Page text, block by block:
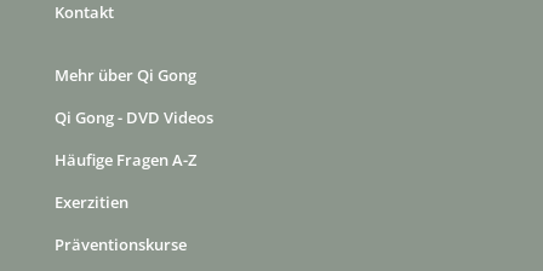
Kontakt
Mehr über Qi Gong
Qi Gong - DVD Videos
Häufige Fragen A-Z
Exerzitien
Präventionskurse